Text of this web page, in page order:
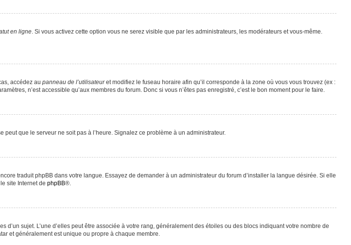
en ligne. Si vous activez cette option vous ne serez visible que par les administrateurs, les modérateurs et vous-même.
accédez au panneau de l’utilisateuret modifiez le fuseau horaire afin qu’il corresponde à la zone où vous vous trouvez (ex :
n’est accessible qu’aux membres du forum. Donc si vous n’êtes pas enregistré, c’est le bon moment pour le faire.
que le serveur ne soit pas à l’heure. Signalez ce problème à un administrateur.
traduit phpBB dans votre langue. Essayez de demander à un administrateur du forum d’installer la langue désirée. Si elle
site Internet de phpBB®.
sujet. L’une d’elles peut être associée à votre rang, généralement des étoiles ou des blocs indiquant votre nombre de
et généralement est unique ou propre à chaque membre.